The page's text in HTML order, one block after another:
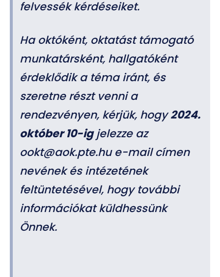
felvessék kérdéseiket.
Ha októként, oktatást támogató
munkatársként, hallgatóként
érdeklődik a téma iránt, és
szeretne részt venni a
rendezvényen, kérjük, hogy2024.
október 10-igjelezze az
ookt@aok.pte.hue-mail címen
nevének és intézetének
feltüntetésével, hogy további
információkat küldhessünk
Önnek.